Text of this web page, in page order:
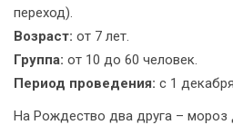
переход).
Возраст: от 7 лет.
Группа: от 10 до 60 человек.
Период проведения: с 1
На Рождество два друга – мороз